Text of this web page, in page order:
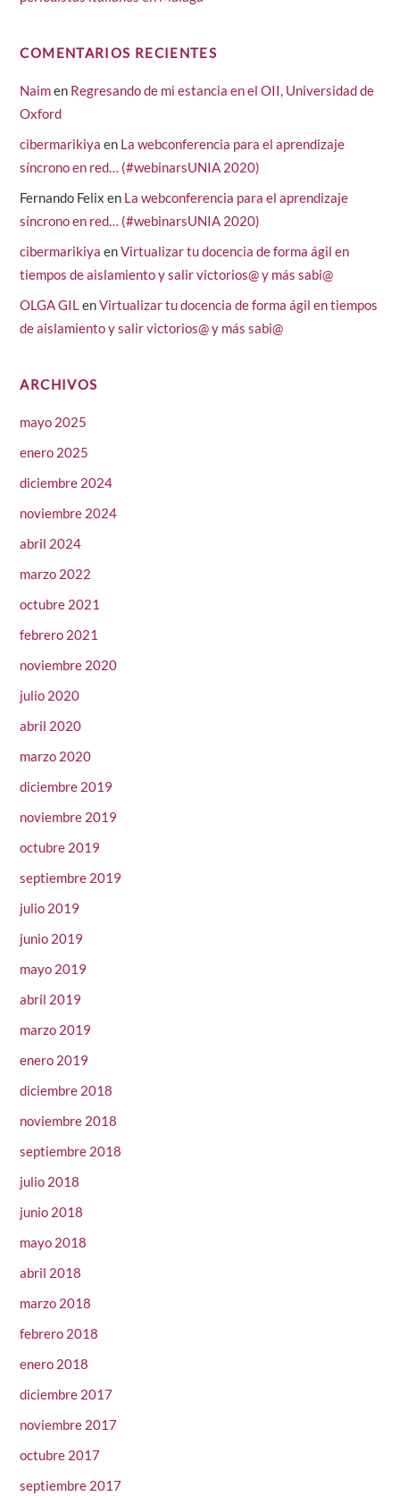
COMENTARIOS RECIENTES
Naimen Regresando de mi estancia en el OII, Universidad de
Oxford
cibermarikiya en La webconferencia para el aprendizaje
síncrono en red… (#webinarsUNIA 2020)
Fernando Felix en La webconferencia para el aprendizaje
síncrono en red… (#webinarsUNIA 2020)
cibermarikiya enVirtualizar tu docencia de forma ágil en
tiempos de aislamiento y salir victorios@ y más sabi@
OLGA GILenVirtualizar tu docencia de forma ágil en tiempos
de aislamiento y salir victorios@ y más sabi@
ARCHIVOS
mayo 2025
enero 2025
diciembre 2024
noviembre 2024
abril 2024
marzo 2022
octubre 2021
febrero 2021
noviembre 2020
julio 2020
abril 2020
marzo 2020
diciembre 2019
noviembre 2019
octubre 2019
septiembre 2019
julio 2019
junio 2019
mayo 2019
abril 2019
marzo 2019
enero 2019
diciembre 2018
noviembre 2018
septiembre 2018
julio 2018
junio 2018
mayo 2018
abril 2018
marzo 2018
febrero 2018
enero 2018
diciembre 2017
noviembre 2017
octubre 2017
septiembre 2017